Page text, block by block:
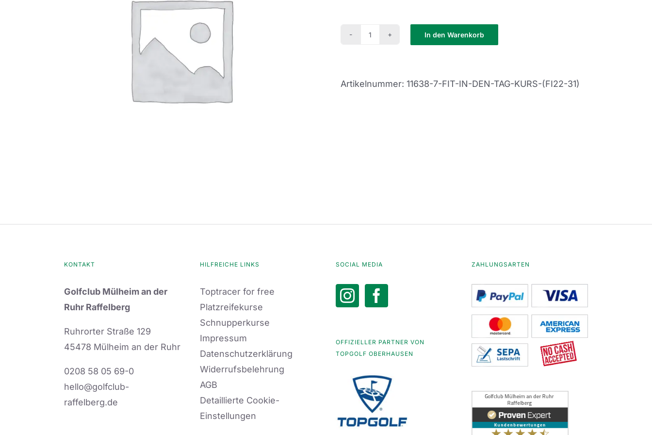
Tag
In den Warenkorb
Artikelnummer: 11638-7-FIT-IN-DEN-TAG-KURS-(FI22-31)
KONTAKT
Golfclub Mülheim an der
Ruhr Raffelberg
Ruhrorter Straße 129
45478 Mülheim an der Ruhr
0208 58 05 69-0
hello@golfclub-
raffelberg.de
HILFREICHE LINKS
Toptracer for free
Platzreifekurse
Schnupperkurse
Impressum
Datenschutzerklärung
Widerrufsbelehrung
AGB
Detaillierte Cookie-
Einstellungen
SOCIAL MEDIA
OFFIZIELLER PARTNER VON
TOPGOLF OBERHAUSEN
ZAHLUNGSARTEN